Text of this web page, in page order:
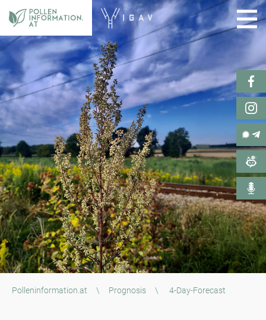
Polleninformation.at \ Prognosis \ 4-Day-Forecast